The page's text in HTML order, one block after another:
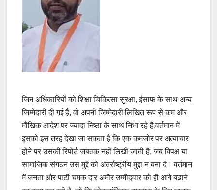
जिन अधिकारियों को शिक्षा चिकित्सा सुरक्षा, इंसाफ के साथ अन्य
जिम्मेदारी दी गई है, वो अपनी जिम्मेदारी लिखित रूप से कम और
मौखिक आदेश पर ज्यादा निष्ठा के साथ निभा रहे है,वर्तमान में
इसको इस तरह देखा जा सकता है कि एक कमजोर पर अत्याचार
होने पर उसकी रिपोर्ट जबतक नहीं लिखी जाती है, जब विपक्ष या
सामाजिक संगठन उस मुद्दे को अंतर्राष्ट्रीय मुद्दा न बना दे। वर्तमान
में जनता और पार्टी चमक दार अमीर उम्मीदवार को ही आगे बढाने